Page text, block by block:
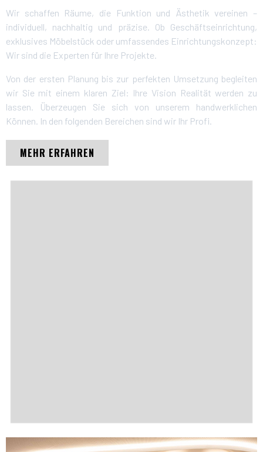
Wir schaffen Räume, die Funktion und Ästhetik vereinen –
individuell, nachhaltig und präzise. Ob Geschäftseinrichtung,
exklusives Möbelstück oder umfassendes Einrichtungskonzept:
Wir sind die Experten für Ihre Projekte.
Von der ersten Planung bis zur perfekten Umsetzung begleiten
wir Sie mit einem klaren Ziel: Ihre Vision Realität werden zu
lassen. Überzeugen Sie sich von unserem handwerklichen
Können. In den folgenden Bereichen sind wir Ihr Profi.
MEHR ERFAHREN